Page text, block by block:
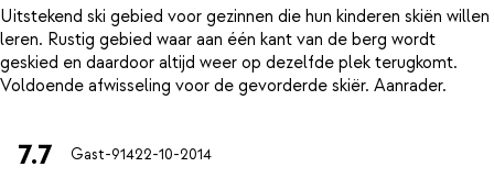
Uitstekend ski gebied voor gezinnen die hun kinderen skiën willen
leren. Rustig gebied waar aan één kant van de berg wordt
geskied en daardoor altijd weer op dezelfde plek terugkomt.
7.7 Gast-91422-10-2014